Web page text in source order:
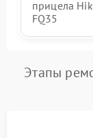
прицела
FQ35
Этапы